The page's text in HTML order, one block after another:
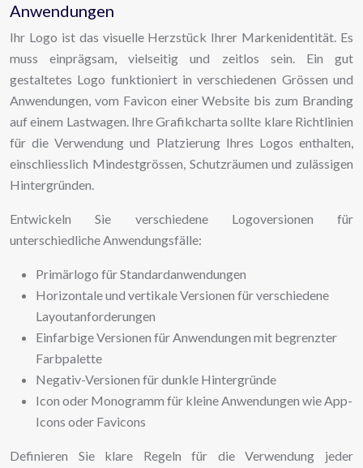
Anwendungen
Ihr Logo ist das visuelle Herzstück Ihrer Markenidentität. Es
muss einprägsam, vielseitig und zeitlos sein. Ein gut
gestaltetes Logo funktioniert in verschiedenen Grössen und
Anwendungen, vom Favicon einer Website bis zum Branding
auf einem Lastwagen. Ihre Grafikcharta sollte klare Richtlinien
für die Verwendung und Platzierung Ihres Logos enthalten,
einschliesslich Mindestgrössen, Schutzräumen und zulässigen
Hintergründen.
Entwickeln Sie verschiedene Logoversionen für
unterschiedliche Anwendungsfälle:
Primärlogo für Standardanwendungen
Horizontale und vertikale Versionen für verschiedene
Layoutanforderungen
Einfarbige Versionen für Anwendungen mit begrenzter
Farbpalette
Negativ-Versionen für dunkle Hintergründe
Icon oder Monogramm für kleine Anwendungen wie App-
Icons oder Favicons
Definieren Sie klare Regeln für die Verwendung jeder